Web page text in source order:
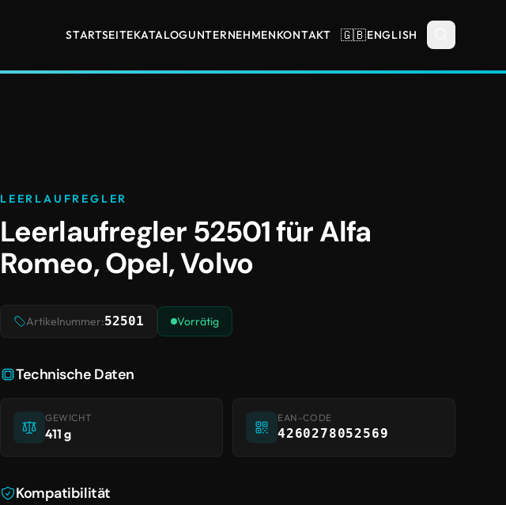
STARTSEITEKATALOGUNTERNEHMENKONTAKT 🇬🇧ENGLISH
LEERLAUFREGLER
Leerlaufregler 52501 für Alfa
Romeo, Opel, Volvo
Artikelnummer:52501 Vorrätig
Technische Daten
GEWICHT
411 g
EAN-CODE
4260278052569
Kompatibilität